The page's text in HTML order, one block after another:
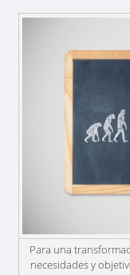
Para una
necesidades y